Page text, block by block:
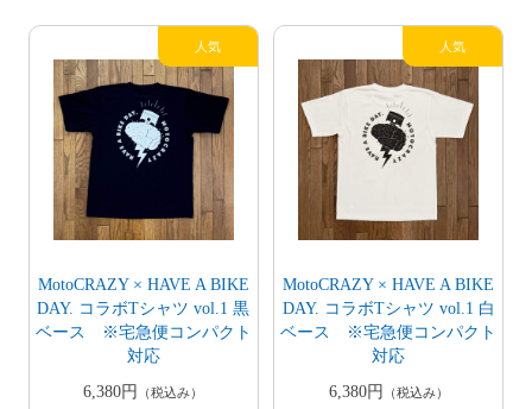
MotoCRAZY × HAVE A BIKE
DAY. コラボTシャツ vol.1 黒
ベース ※宅急便コンパクト
対応
6,380円
（税込み）
MotoCRAZY × HAVE A BIKE
DAY. コラボTシャツ vol.1 白
ベース ※宅急便コンパクト
対応
6,380円
（税込み）